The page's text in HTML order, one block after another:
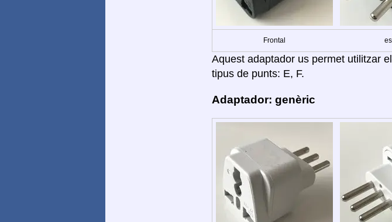
Frontal
Aquest adaptador us permet utilitzar
tipus de punts: E, F.
Adaptador: genèric